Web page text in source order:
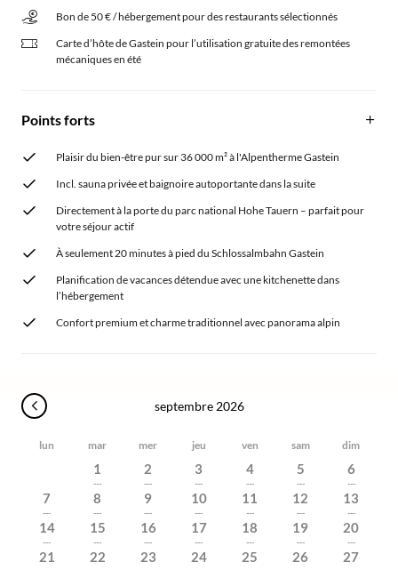
Bon de 50 € / hébergement pour des restaurants sélectionnés
Carte d’hôte de Gastein pour l’utilisation gratuite des remontées
mécaniques en été
Points forts
Plaisir du bien-être pur sur 36 000 m² à l'Alpentherme Gastein
Incl. sauna privée et baignoire autoportante dans la suite
Directement à la porte du parc national Hohe Tauern – parfait pour
votre séjour actif
À seulement 20 minutes à pied du Schlossalmbahn Gastein
Planification de vacances détendue avec une kitchenette dans
l’hébergement
Confort premium et charme traditionnel avec panorama alpin
septembre 2026
lun mar mer jeu ven sam dim
1
---
2
---
3
---
4
---
5
---
6
---
7
---
8
---
9
---
10
---
11
---
12
---
13
---
14
---
15
---
16
---
17
---
18
---
19
---
20
---
21 22 23 24 25 26 27